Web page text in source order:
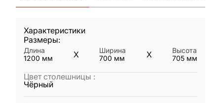
Характеристики
Размеры:
Длина
1200 мм X
Ширина
700 мм X
Высота
705 мм
Цвет столешницы :
Чёрный